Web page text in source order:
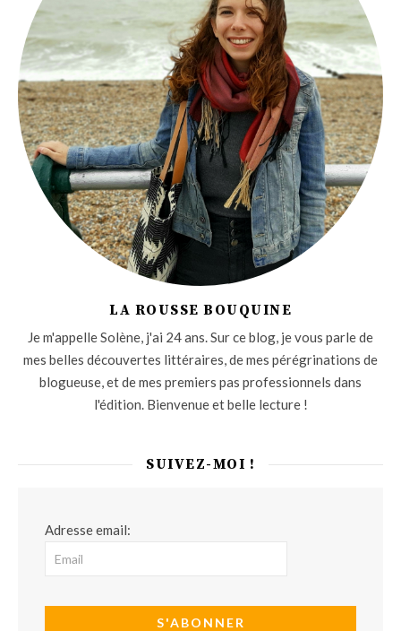
LA ROUSSE BOUQUINE
Je m'appelle Solène, j'ai 24 ans. Sur ce blog, je vous parle de
mes belles découvertes littéraires, de mes pérégrinations de
blogueuse, et de mes premiers pas professionnels dans
l'édition. Bienvenue et belle lecture !
SUIVEZ-MOI !
Adresse email: